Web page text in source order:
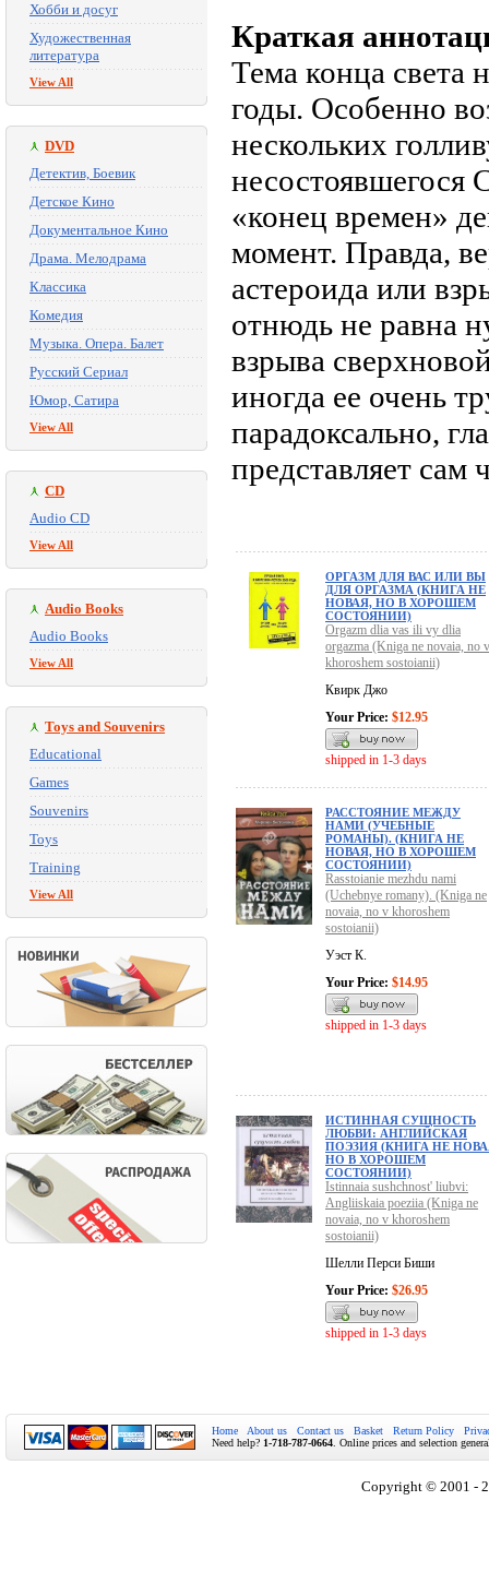
Хобби и досуг
Художественная
литература
View All
DVD
Детектив, Боевик
Детское Кино
Документальное Кино
Драма. Мелодрама
Классика
Комедия
Музыка. Опера. Балет
Русский Сериал
Юмор, Сатира
View All
CD
Audio CD
View All
Audio Books
Audio Books
View All
Toys and Souvenirs
Educational
Games
Souvenirs
Toys
Training
View All
Краткая
Тема конца света
годы. Особенно
нескольких
несостоявшегося
«конец времен»
момент. Правда,
астероида или
отнюдь не равна
взрыва
иногда ее очень
парадоксально,
представляет сам
ОРГАЗМ ДЛЯ ВАС ИЛИ ВЫ
ДЛЯ ОРГАЗМА (КНИГА НЕ
НОВАЯ, НО В ХОРОШЕМ
СОСТОЯНИИ)
Orgazm dlia vas ili vy dlia
orgazma (Kniga ne novaia, no v
khoroshem sostoianii)
Квирк Джо
Your Price: $12.95
shipped in 1-3 days
РАССТОЯНИЕ МЕЖДУ
НАМИ (УЧЕБНЫЕ
РОМАНЫ). (КНИГА НЕ
НОВАЯ, НО В ХОРОШЕМ
СОСТОЯНИИ)
Rasstoianie mezhdu nami
(Uchebnye romany). (Kniga ne
novaia, no v khoroshem
sostoianii)
Уэст К.
Your Price: $14.95
shipped in 1-3 days
ИСТИННАЯ СУЩНОСТЬ
ЛЮБВИ: АНГЛИЙСКАЯ
ПОЭЗИЯ (КНИГА НЕ
НО В ХОРОШЕМ
СОСТОЯНИИ)
Istinnaia sushchnost' liubvi:
Angliiskaia poeziia (Kniga ne
novaia, no v khoroshem
sostoianii)
Шелли Перси Биши
Your Price: $26.95
shipped in 1-3 days
Home About us Contact us Basket Return Policy
Need help? 1-718-787-0664 . Online prices and selection
Copyright © 2001 -